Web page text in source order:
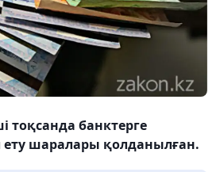
тоқсанда банктерге
шаралары қолданылған.